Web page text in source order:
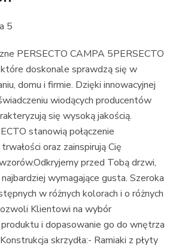
5
PERSECTO CAMPA 5PERSECTO
doskonale sprawdzą się w
domu i firmie. Dzięki innowacyjnej
wiodących producentów
się wysoką jakością.
stanowią połączenie
oraz zainspirują Cię
przed Tobą drzwi,
wymagające gusta. Szeroka
w różnych kolorach i o różnych
Klientowi na wybór
i dopasowanie go do wnętrza
skrzydła:- Ramiaki z płyty